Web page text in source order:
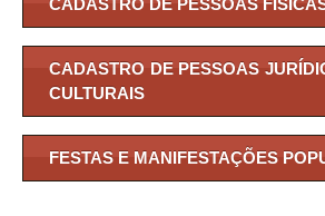
CADASTRO DE PESSOAS
CADASTRO DE PESSOAS
CULTURAIS
FESTAS E MANIFESTAÇÕES